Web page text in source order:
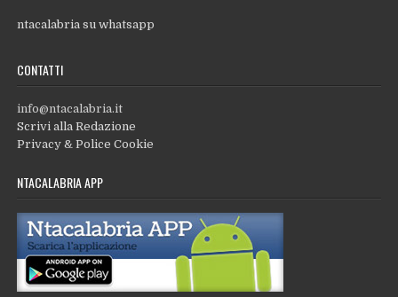
ntacalabria su whatsapp
CONTATTI
info@ntacalabria.it
Scrivi alla Redazione
Privacy & Police Cookie
NTACALABRIA APP